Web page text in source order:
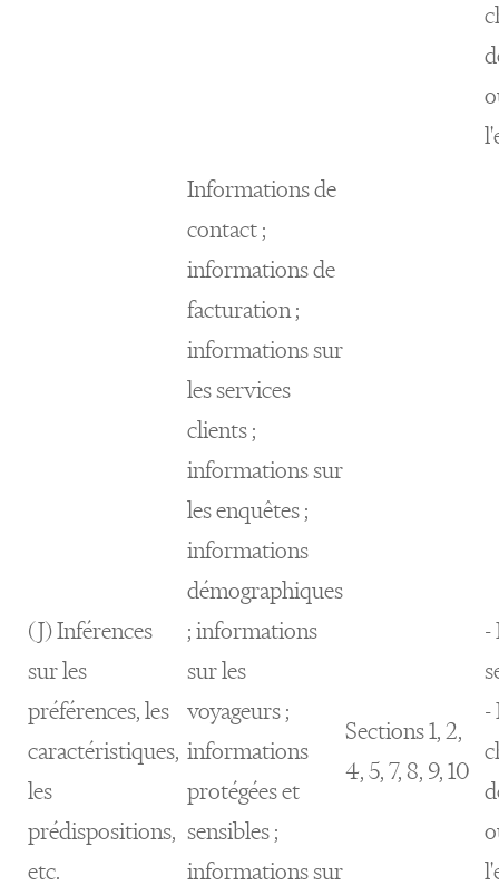
(J) Inférences
sur les
préférences, les
caractéristiques,
les
prédispositions,
etc.
Informations de
contact ;
informations de
facturation ;
informations sur
les services
clients ;
informations sur
les enquêtes ;
informations
démographiques
; informations
sur les
voyageurs ;
informations
protégées et
sensibles ;
informations sur
Sections 1, 2,
4, 5, 7, 8, 9, 10
-
-